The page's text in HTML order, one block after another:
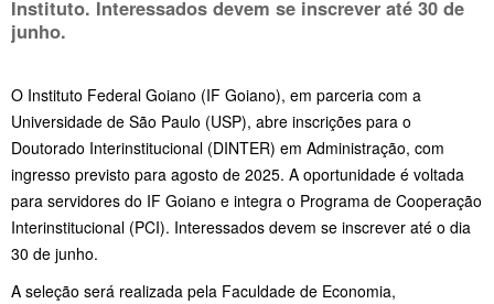
Instituto. Interessados devem se inscrever até 30 de
junho.
O Instituto Federal Goiano (IF Goiano), em parceria com a
Universidade de São Paulo (USP), abre inscrições para o
Doutorado Interinstitucional (DINTER) em Administração, com
ingresso previsto para agosto de 2025. A oportunidade é voltada
para servidores do IF Goiano e integra o Programa de Cooperação
Interinstitucional (PCI). Interessados devem se inscrever até o dia
30 de junho.
A seleção será realizada pela Faculdade de Economia,